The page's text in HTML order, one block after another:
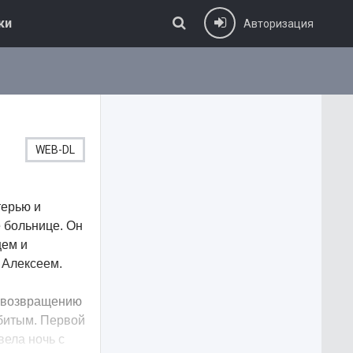
Авторизация
WEB-DL
и
больнице. Он
и
возвращению
Первой
ночь с